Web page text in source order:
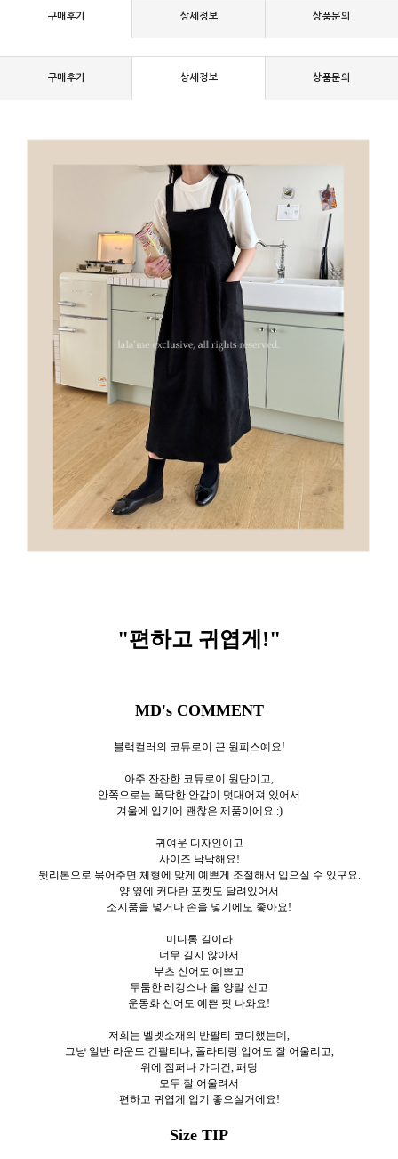
구매후기 상세정보 상품문의
구매후기 상세정보 상품문의
"편하고 귀엽게 !"
MD's COMMENT
블랙컬러의 코듀로이 끈 원피스예요!
아주 잔잔한 코듀로이 원단이고,
안쪽으로는 폭닥한 안감이 덧대어져 있어서
겨울에 입기에 괜찮은 제품이에요 :)
귀여운 디자인이고
사이즈 낙낙해요!
뒷리본으로 묶어주면 체형에 맞게 예쁘게 조절해서 입으실 수 있구요.
양 옆에 커다란 포켓도 달려있어서
소지품을 넣거나 손을 넣기에도 좋아요!
미디롱 길이라
너무 길지 않아서
부츠 신어도 예쁘고
두툼한 레깅스나 울 양말 신고
운동화 신어도 예쁜 핏 나와요!
저희는 벨벳소재의 반팔티 코디했는데,
그냥 일반 라운드 긴팔티나, 폴라티랑 입어도 잘 어울리고,
위에 점퍼나 가디건, 패딩
모두 잘 어울려서
편하고 귀엽게 입기 좋으실거에요!
Size TIP